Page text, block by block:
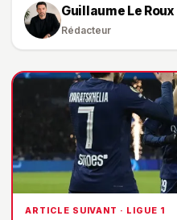
Guillaume Le Roux
Rédacteur
ARTICLE SUIVANT · LIGUE 1